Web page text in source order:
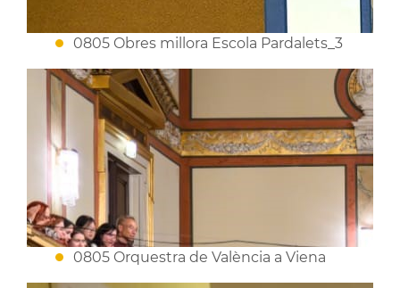
0805 Obres millora Escola Pardalets_3
0805 Orquestra de València a Viena